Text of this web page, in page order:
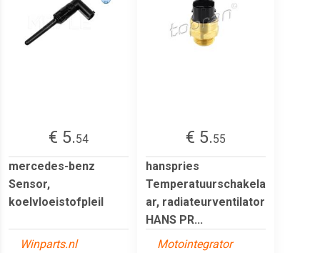
€ 5.54
mercedes-benz
Sensor,
koelvloeistofpleil
Winparts.nl
€ 5.55
hanspries
Temperatuurschakela
ar, radiateurventilator
HANS PR...
Motointegrator